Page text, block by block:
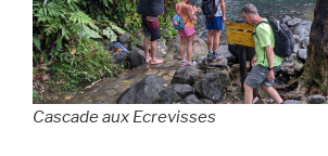
Cascade aux Ecrevisses